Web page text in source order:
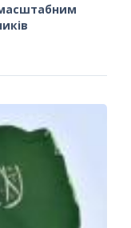
масштабним